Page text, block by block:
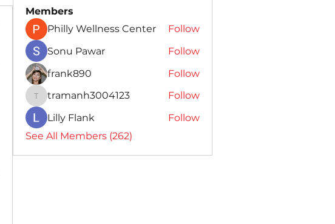
Members
Philly Wellness Center
Follow
Sonu Pawar
Follow
frank890
Follow
tramanh3004123
tramanh3004123
Follow
Lilly Flank
Follow
See All Members (262)